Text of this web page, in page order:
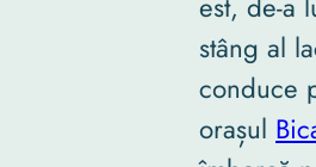
stâng al
conduce
orașul